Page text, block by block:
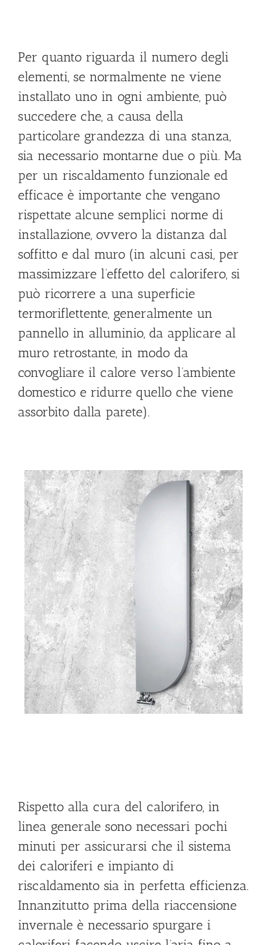
Per quanto riguarda il numero degli
elementi, se normalmente ne viene
installato uno in ogni ambiente, può
succedere che, a causa della
particolare grandezza di una stanza,
sia necessario montarne due o più. Ma
per un riscaldamento funzionale ed
efficace è importante che vengano
rispettate alcune semplici norme di
installazione, ovvero la distanza dal
soffitto e dal muro (in alcuni casi, per
massimizzare l’effetto del calorifero, si
può ricorrere a una superficie
termoriflettente, generalmente un
pannello in alluminio, da applicare al
muro retrostante, in modo da
convogliare il calore verso l’ambiente
domestico e ridurre quello che viene
assorbito dalla parete).
Rispetto alla cura del calorifero, in
linea generale sono necessari pochi
minuti per assicurarsi che il sistema
dei caloriferi e impianto di
riscaldamento sia in perfetta efficienza.
Innanzitutto prima della riaccensione
invernale è necessario spurgare i